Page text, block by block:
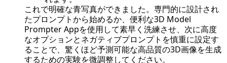
これで明確な青写真ができました。専門的に設計され
たプロンプトから始めるか、便利な3D Model
Prompter Appを使用して素早く洗練させ、次に高度
なオプションとネガティブプロンプトを慎重に設定す
ることで、驚くほど予測可能な高品質の3D画像を生成
するための実験を微調整してください。